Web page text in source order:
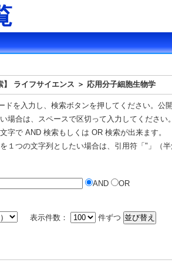
】 ライフサイエンス ＞ 応用分子細胞生物学
ドを入力し、検索ボタンを押してください。公
場合は、スペースで区切って入力してください。
字で AND 検索もしくは OR 検索が出来ます。
１つの文字列としたい場合は、引用符「"」（半
AND OR
表示件数： 件ずつ